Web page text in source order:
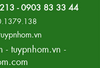
- 0903 83 33 44
- tuypnhom.vn -